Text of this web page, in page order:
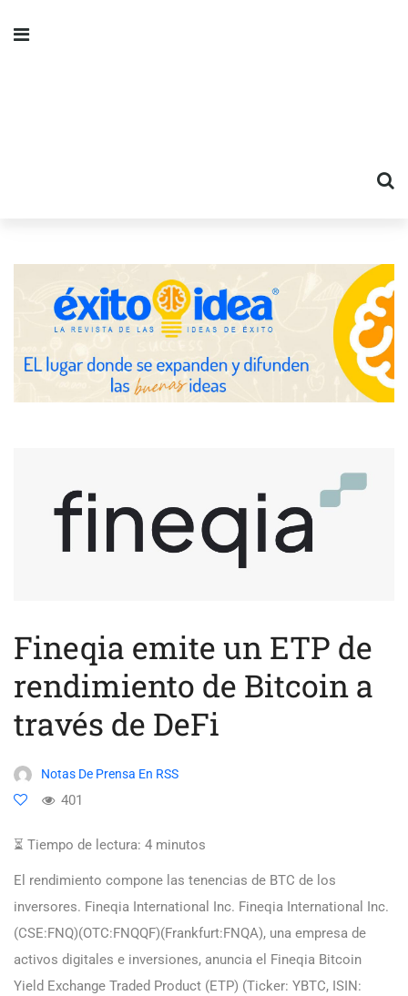
Fineqia emite un ETP de
rendimiento de Bitcoin a
través de DeFi
Notas De Prensa En RSS
401
⏳ Tiempo de lectura: 4 minutos
El rendimiento compone las tenencias de BTC de los
inversores. Fineqia International Inc. Fineqia International Inc.
(CSE:FNQ)(OTC:FNQQF)(Frankfurt:FNQA), una empresa de
activos digitales e inversiones, anuncia el Fineqia Bitcoin
Yield Exchange Traded Product (ETP) (Ticker: YBTC, ISIN: